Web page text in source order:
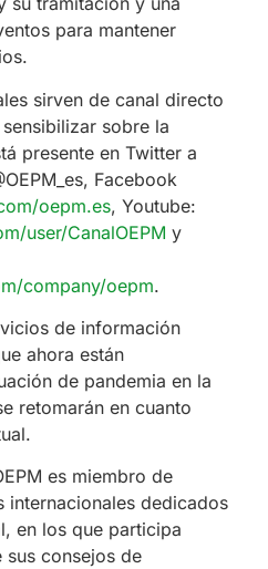
para mantener
sirven de canal directo
sobre la
presente en Twitter a
Facebook
oepm.es, Youtube:
user/CanalOEPM y
company/oepm.
de información
ahora están
de pandemia en la
retomarán en cuanto
es miembro de
internacionales dedicados
en los que participa
sus consejos de